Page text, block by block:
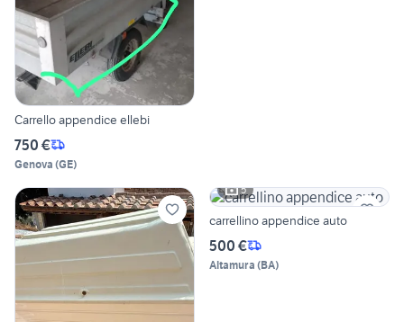
Carrello appendice ellebi
750 €
Genova (GE)
5
carrellino appendice auto
500 €
Altamura (BA)